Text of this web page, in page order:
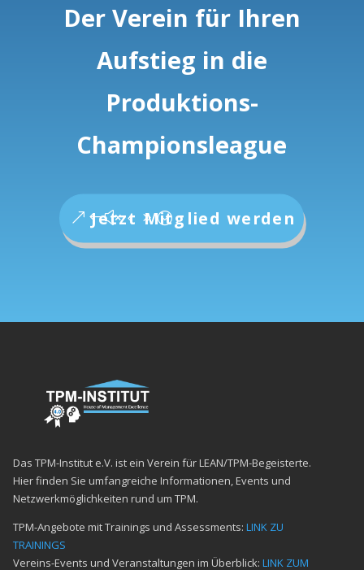
Der Verein für Ihren
Aufstieg in die
Produktions-
Championsleague
Jetzt Mitglied werden
Das TPM-Institut e.V. ist ein Verein für LEAN/TPM-Begeisterte.
Hier finden Sie umfangreiche Informationen, Events und
Netzwerkmöglichkeiten rund um TPM.
TPM-Angebote mit Trainings und Assessments: LINK ZU
TRAININGS
Vereins-Events und Veranstaltungen im Überblick: LINK ZUM